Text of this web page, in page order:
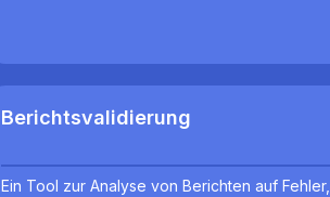
Berichtsvalidierung
Ein Tool zur Analyse von Berichten auf Fehler,